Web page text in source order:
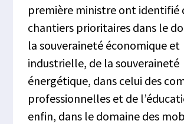
première ministre ont identifié
chantiers prioritaires dans le
la souveraineté économique et
industrielle, de la souveraineté
énergétique, dans celui des
professionnelles et de
enfin, dans le domaine des